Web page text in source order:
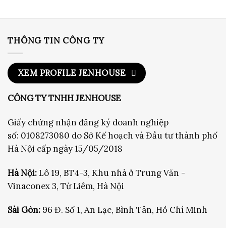
THÔNG TIN CÔNG TY
XEM PROFILE JENHOUSE
CÔNG TY TNHH JENHOUSE
Giấy chứng nhận đăng ký doanh nghiệp
số: 0108273080 do Sở Kế hoạch và Đầu tư thành phố
Hà Nội cấp ngày 15/05/2018
Hà Nội:Lô 19, BT4-3, Khu nhà ở Trung Văn -
Vinaconex 3, Từ Liêm, Hà Nội
Sài Gòn: 96 Đ. Số 1, An Lạc, Bình Tân, Hồ Chí Minh